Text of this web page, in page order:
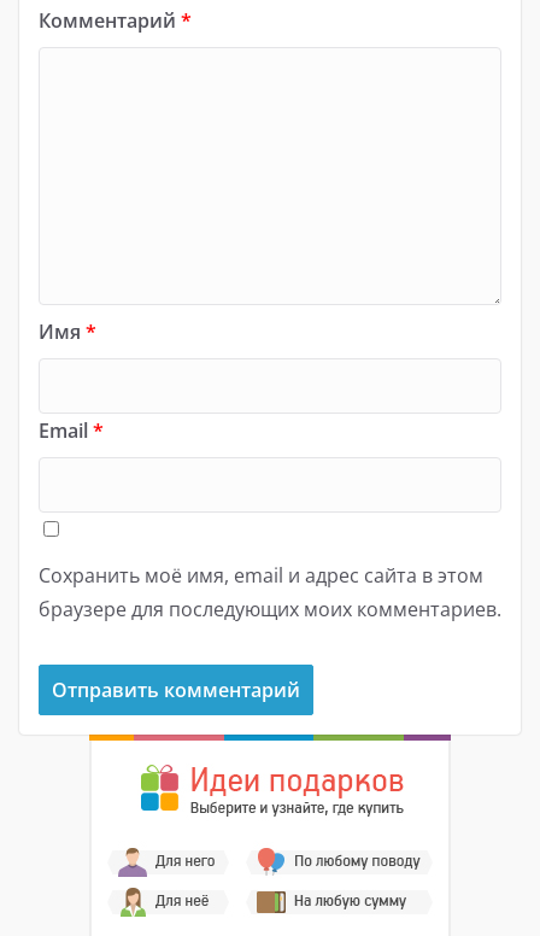
Комментарий *
Имя *
Email*
Сохранить моё имя, email и адрес сайта в этом
браузере для последующих моих комментариев.